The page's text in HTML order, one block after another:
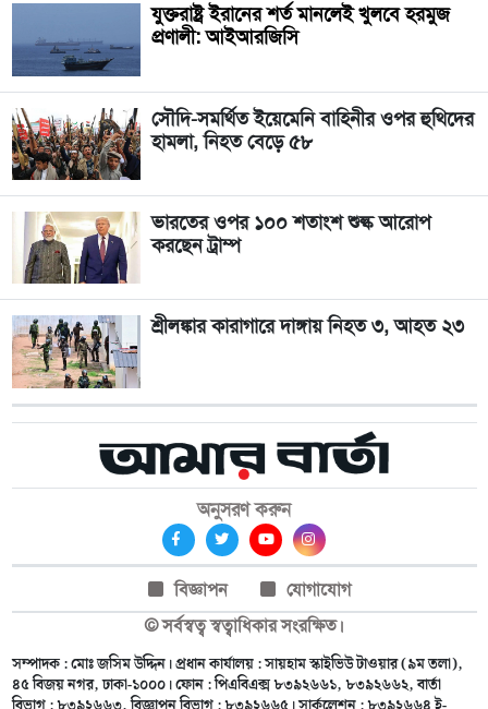
যুক্তরাষ্ট্র ইরানের শর্ত মানলেই খুলবে হরমুজ
প্রণালী: আইআরজিসি
সৌদি-সমর্থিত ইয়েমেনি বাহিনীর ওপর হুথিদের
হামলা, নিহত বেড়ে ৫৮
ভারতের ওপর ১০০ শতাংশ শুল্ক আরোপ
করছেন ট্রাম্প
শ্রীলঙ্কার কারাগারে দাঙ্গায় নিহত ৩, আহত ২৩
অনুসরণ করুন
বিজ্ঞাপন
যোগাযোগ
© সর্বস্বত্ব স্বত্বাধিকার সংরক্ষিত।
সম্পাদক : মোঃ জসিম উদ্দিন। প্রধান কার্যালয় : সায়হাম স্কাইভিউ টাওয়ার (৯ম তলা),
৪৫ বিজয় নগর, ঢাকা-১০০০। ফোন : পিএবিএক্স ৮৩৯২৬৬১, ৮৩৯২৬৬২, বার্তা